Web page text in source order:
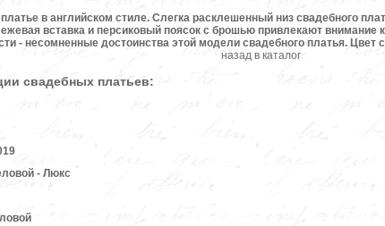
в английском стиле. Слегка расклешенный низ свадебного
вставка и персиковый поясок с брошью привлекают внимание
- несомненные достоинства этой модели свадебного платья. Цвет
назад в каталог
свадебных платьев:
- Люкс